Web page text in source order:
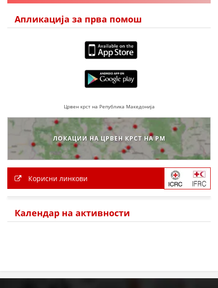
КРВОДАРИТЕЛСТВО
МЕНАЏМЕНТ НА ВОЛОНТЕРИ
ЗА НАС
ДЕЈСТВУВАЊЕ
ПОСТЕРИ
Апликација за прва помош
Црвен крст на Република Македонија
ЛОКАЦИИ НА ЦРВЕН КРСТ НА РМ
Корисни линкови
Календар на активности